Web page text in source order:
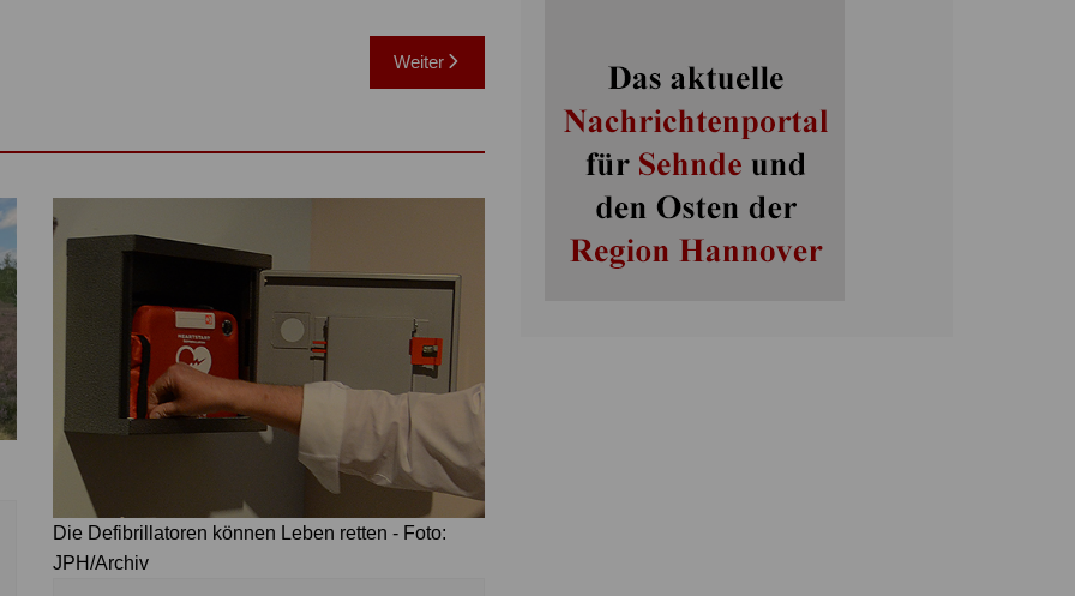
Weiter
Die Defibrillatoren können Leben retten - Foto:
JPH/Archiv